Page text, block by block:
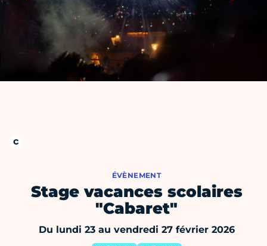
ÉVÈNEMENT
Stage vacances scolaires
"Cabaret"
Du lundi 23 au vendredi 27 février 2026